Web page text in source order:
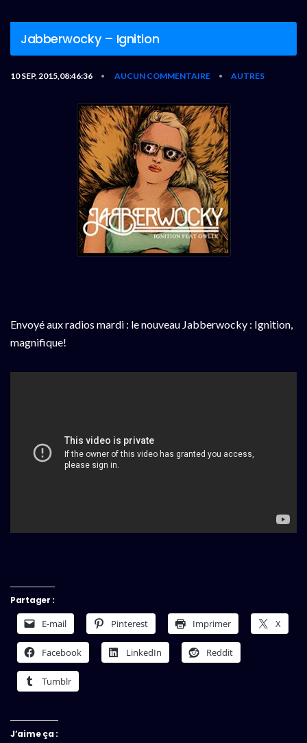
Jabberwocky – Ignition
10 SEP, 2015,08:46:36 • AUCUN COMMENTAIRE • AUTRES
Envoyé aux radios mardi : le nouveau Jabberwocky : Ignition,
magnifique!
Partager :
E-mail Pinterest Imprimer X
Facebook LinkedIn Reddit
Tumblr
J’aime ça :